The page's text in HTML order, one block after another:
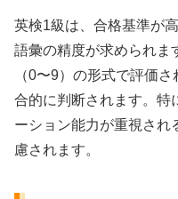
英検1級は、合格基準が
語彙の精度が求められま
（0〜9）の形式で評価
合的に判断されます。特
ーション能力が重視され
慮されます。